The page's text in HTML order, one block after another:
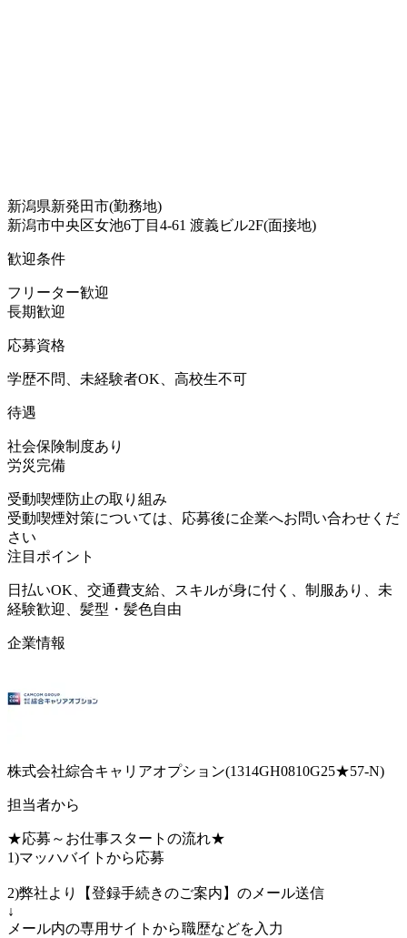
新潟県新発田市(勤務地)
新潟市中央区女池6丁目4-61 渡義ビル2F(面接地)
歓迎条件
フリーター歓迎
長期歓迎
応募資格
学歴不問、未経験者OK、高校生不可
待遇
社会保険制度あり
労災完備
受動喫煙防止の取り組み
受動喫煙対策については、応募後に企業へお問い合わせくだ
さい
注目ポイント
日払いOK、交通費支給、スキルが身に付く、制服あり、未
経験歓迎、髪型・髪色自由
企業情報
株式会社綜合キャリアオプション(1314GH0810G25★57-N)
担当者から
★応募～お仕事スタートの流れ★
1)マッハバイトから応募
2)弊社より【登録手続きのご案内】のメール送信
↓
メール内の専用サイトから職歴などを入力